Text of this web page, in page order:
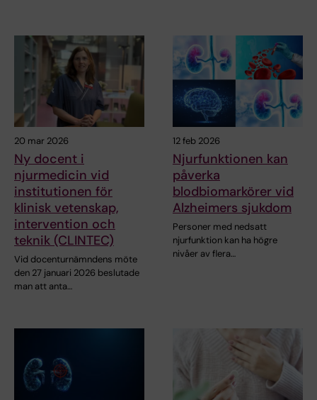
20 mar 2026
Ny docent i
njurmedicin vid
institutionen för
klinisk vetenskap,
intervention och
teknik (CLINTEC)
Vid docenturnämndens möte
den 27 januari 2026 beslutade
man att anta…
12 feb 2026
Njurfunktionen kan
påverka
blodbiomarkörer vid
Alzheimers sjukdom
Personer med nedsatt
njurfunktion kan ha högre
nivåer av flera…